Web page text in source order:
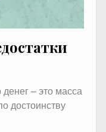
– это масса
достоинству